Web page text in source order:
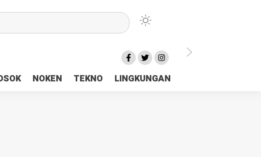
NOKEN TEKNO LINGKUNGAN
Pemilu Ceria Tanah Papua
Kas Daerah Rp23 Miliar Disorot